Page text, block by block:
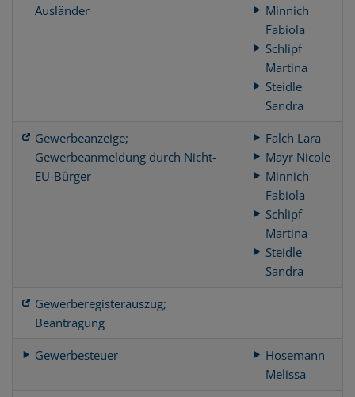
Ausländer
Minnich
Fabiola
Schlipf
Martina
Steidle
Sandra
Gewerbeanzeige;
Gewerbeanmeldung durch Nicht-
EU-Bürger
Falch Lara
Mayr Nicole
Minnich
Fabiola
Schlipf
Martina
Steidle
Sandra
Gewerberegisterauszug;
Beantragung
Gewerbesteuer
Hosemann
Melissa